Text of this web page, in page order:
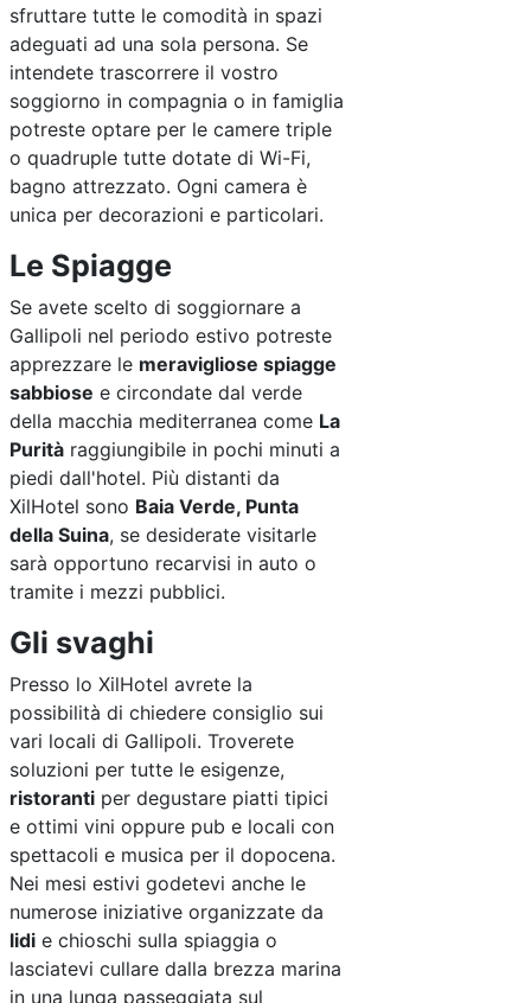
sfruttare tutte le comodità in spazi
adeguati ad una sola persona. Se
intendete trascorrere il vostro
soggiorno in compagnia o in famiglia
potreste optare per le camere triple
o quadruple tutte dotate di Wi-Fi,
bagno attrezzato. Ogni camera è
unica per decorazioni e particolari.
Le Spiagge
Se avete scelto di soggiornare a
Gallipoli nel periodo estivo potreste
apprezzare le meravigliose spiagge
sabbiose e circondate dal verde
della macchia mediterranea come La
Purità raggiungibile in pochi minuti a
piedi dall'hotel. Più distanti da
XilHotel sono Baia Verde, Punta
della Suina, se desiderate visitarle
sarà opportuno recarvisi in auto o
tramite i mezzi pubblici.
Gli svaghi
Presso lo XilHotel avrete la
possibilità di chiedere consiglio sui
vari locali di Gallipoli. Troverete
soluzioni per tutte le esigenze,
ristoranti per degustare piatti tipici
e ottimi vini oppure pub e locali con
spettacoli e musica per il dopocena.
Nei mesi estivi godetevi anche le
numerose iniziative organizzate da
lidi e chioschi sulla spiaggia o
lasciatevi cullare dalla brezza marina
in una lunga passeggiata sul